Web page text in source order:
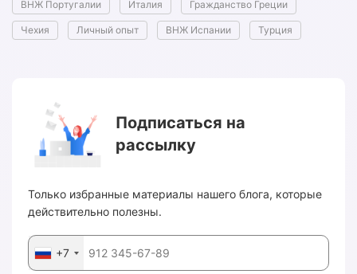
ВНЖ Португалии Италия Гражданство Греции
Чехия Личный опыт ВНЖ Испании Турция
Подписаться на
рассылку
Только избранные материалы нашего блога, которые
действительно полезны.
+7